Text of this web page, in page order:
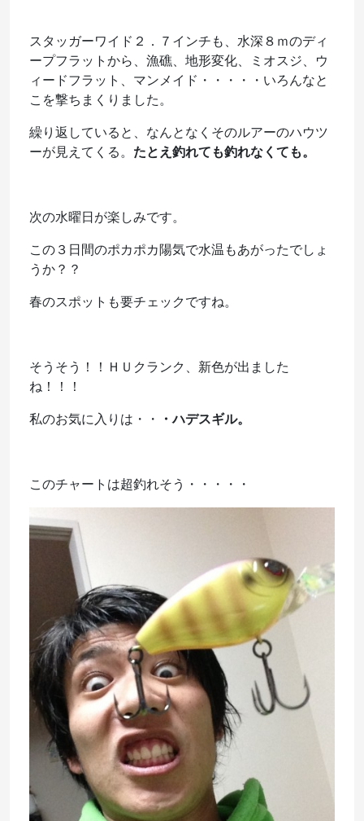
スタッガーワイド２．７インチも、水深８ｍのディ
ープフラットから、漁礁、地形変化、ミオスジ、ウ
ィードフラット、マンメイド・・・・・いろんなと
こを撃ちまくりました。
繰り返していると、なんとなくそのルアーのハウツ
ーが見えてくる。 たとえ釣れても釣れなくても。
次の水曜日が楽しみです。
この３日間のポカポカ陽気で水温もあがったでしょ
うか？？
春のスポットも要チェックですね。
そうそう！！ＨＵクランク、新色が出ました
ね！！！
私のお気に入りは・・ ・ハデスギル。
このチャートは超釣れそう・・・・・